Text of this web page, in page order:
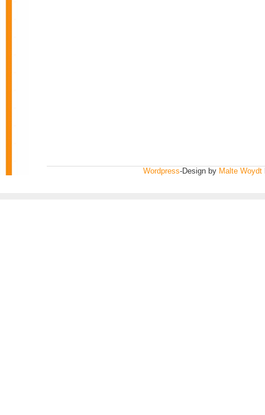
Wordpress-Design by Malte Woydt